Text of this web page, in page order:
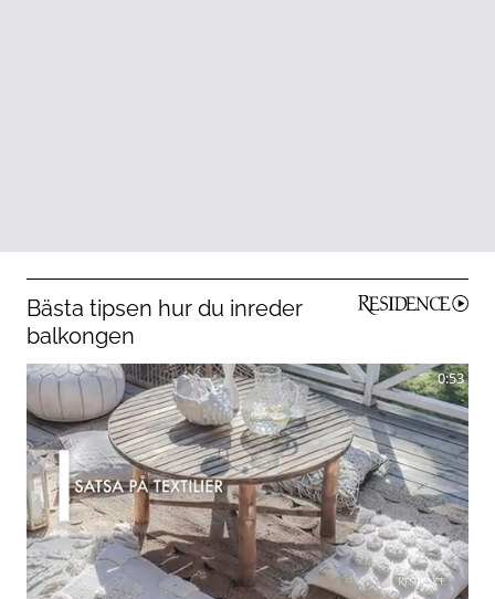
Bästa tipsen hur du inreder
balkongen
0:53